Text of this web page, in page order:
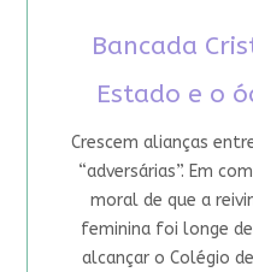
Bancada
Estado e o
Crescem alianças
“adversárias”. Em
moral de que a
feminina foi longe
alcançar o Colégio